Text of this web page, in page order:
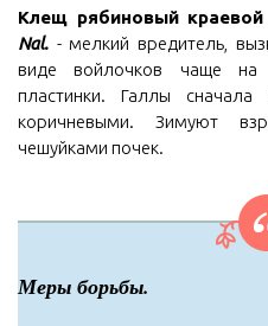
Клещ рябиновый краевой
Nal. - мелкий вредитель,
виде войлочков чаще на
пластинки. Галлы сначала
коричневыми. Зимуют
чешуйками почек.
Меры борьбы.